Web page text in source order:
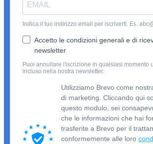
Indica il tuo indirizzo email per iscriverti. Es.
Accetto le condizioni generali e di
newsletter
Puoi annullare l'iscrizione in qualsiasi momento
incluso nella nostra newsletter.
Utilizziamo Brevo come
di marketing. Cliccando qui
questo modulo, sei
che le informazioni che hai
trasferite a Brevo per il
conformemente alle loro